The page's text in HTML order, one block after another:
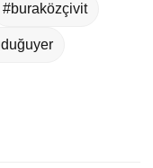
#buraközçivit